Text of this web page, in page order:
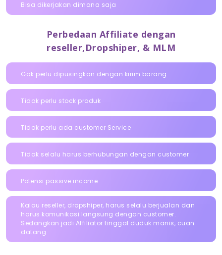
Bisa dikerjakan dimana saja
Perbedaan Affiliate dengan
reseller,Dropshiper, & MLM
Gak perlu dipusingkan dengan kirim barang
Tidak perlu stock produk
Tidak perlu ada customer Service
Tidak selalu harus berhubungan dengan customer
Potensi passive income
Kalau reseller, dropshiper, harus selalu berjualan dan
harus komunikasi langsung dengan customer.
Sedangkan jadi Affiliator tinggal duduk manis, cuan
datang